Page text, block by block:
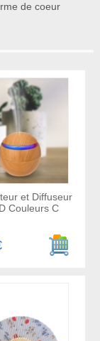
de coeur
et Diffuseur
Couleurs C
Ajouter